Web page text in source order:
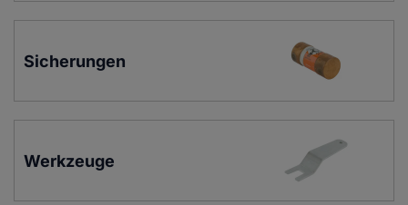
Sicherungen
Werkzeuge